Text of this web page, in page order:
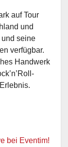
auf Tour
und
und seine
verfügbar.
Handwerk
bei Eventim!